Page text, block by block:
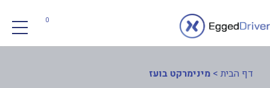
0
דף הבית > מינימרקט בועז